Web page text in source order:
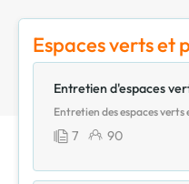
Espaces verts et
Entretien d'espaces
Entretien des espaces verts
7 90